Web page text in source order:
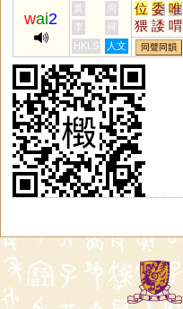
wai2
黃 周 位 委 唯
猥 諉 喟
芔 壝 薳
譭 燬
李
何
HKLS
人文 同聲同韻